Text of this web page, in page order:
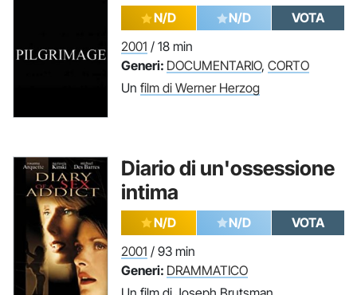
N/D N/D
VOTA
2001 / 18 min
Generi: DOCUMENTARIO, CORTO
Un film di Werner Herzog
Diario di un'ossessione
intima
N/D N/D
VOTA
2001 / 93 min
Generi: DRAMMATICO